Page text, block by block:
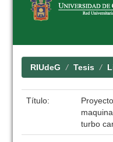
RIUdeG Tesis
Título:
turbo